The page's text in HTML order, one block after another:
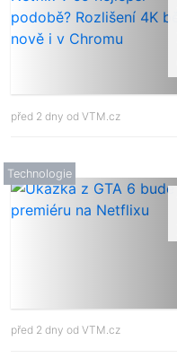
před 2 dny od VTM.cz
Technologie
před 2 dny od VTM.cz